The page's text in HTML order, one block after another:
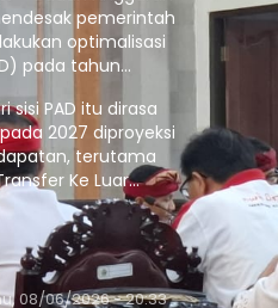
pemerintah
optimalisasi
pada tahun
sisi PAD itu dirasa
2027 diproyeksi
terutama
Ke Luar
pusat.
08/06/2026 - 20:33